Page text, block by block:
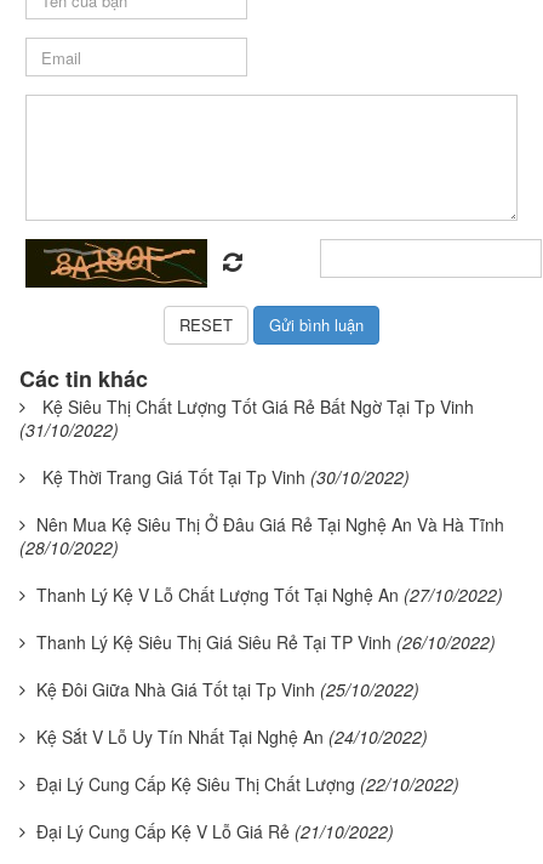
Các tin khác
Kệ Siêu Thị Chất Lượng Tốt Giá Rẻ Bất Ngờ Tại Tp Vinh
(31/10/2022)
Kệ Thời Trang Giá Tốt Tại Tp Vinh (30/10/2022)
Nên Mua Kệ Siêu Thị Ở Đâu Giá Rẻ Tại Nghệ An Và Hà Tĩnh
(28/10/2022)
Thanh Lý Kệ V Lỗ Chất Lượng Tốt Tại Nghệ An (27/10/2022)
Thanh Lý Kệ Siêu Thị Giá Siêu Rẻ Tại TP Vinh (26/10/2022)
Kệ Đôi Giữa Nhà Giá Tốt tại Tp Vinh (25/10/2022)
Kệ Sắt V Lỗ Uy Tín Nhất Tại Nghệ An (24/10/2022)
Đại Lý Cung Cấp Kệ Siêu Thị Chất Lượng (22/10/2022)
Đại Lý Cung Cấp Kệ V Lỗ Giá Rẻ (21/10/2022)